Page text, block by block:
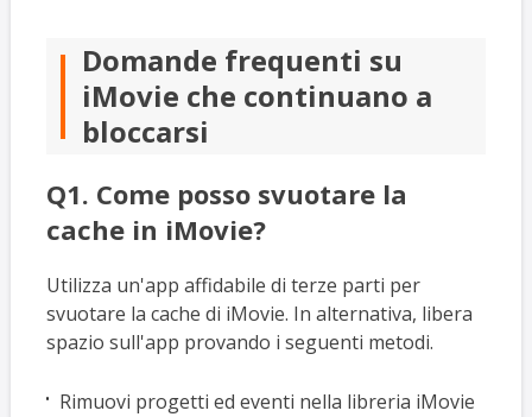
Domande frequenti su
iMovie che continuano a
bloccarsi
Q1. Come posso svuotare la
cache in iMovie?
Utilizza un'app affidabile di terze parti per
svuotare la cache di iMovie. In alternativa, libera
spazio sull'app provando i seguenti metodi.
Rimuovi progetti ed eventi nella libreria iMovie